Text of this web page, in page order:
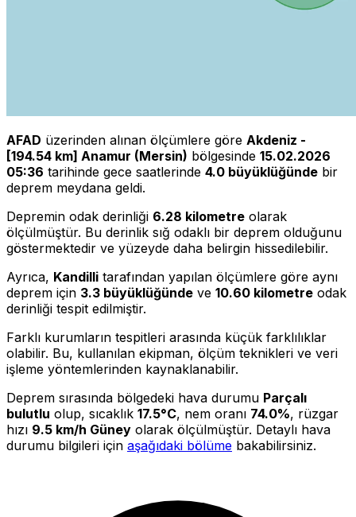
AFAD üzerinden alınan ölçümlere göre Akdeniz -
[194.54 km] Anamur (Mersin) bölgesinde 15.02.2026
05:36 tarihinde gece saatlerinde 4.0 büyüklüğünde bir
deprem meydana geldi.
Depremin odak derinliği 6.28 kilometre olarak
ölçülmüştür. Bu derinlik sığ odaklı bir deprem olduğunu
göstermektedir ve yüzeyde daha belirgin hissedilebilir.
Ayrıca, Kandilli tarafından yapılan ölçümlere göre aynı
deprem için 3.3 büyüklüğünde ve 10.60 kilometre odak
derinliği tespit edilmiştir.
Farklı kurumların tespitleri arasında küçük farklılıklar
olabilir. Bu, kullanılan ekipman, ölçüm teknikleri ve veri
işleme yöntemlerinden kaynaklanabilir.
Deprem sırasında bölgedeki hava durumu Parçalı
bulutlu olup, sıcaklık 17.5°C, nem oranı 74.0%, rüzgar
hızı 9.5 km/h Güney olarak ölçülmüştür. Detaylı hava
durumu bilgileri için aşağıdaki bölüme bakabilirsiniz.